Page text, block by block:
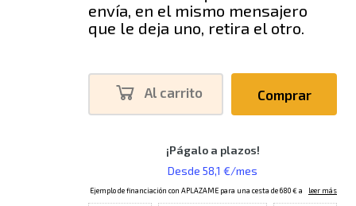
envía, en el mismo mensajero
que le deja uno, retira el otro.
Al carrito Comprar